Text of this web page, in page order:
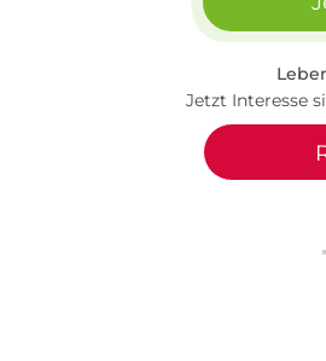
Jetzt Interesse